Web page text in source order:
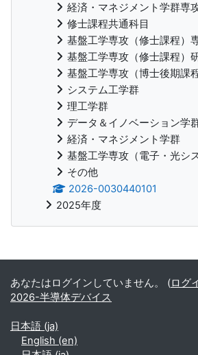
経済・マネジメント学群専
修士課程共通科目
基盤工学専攻（修士課程）
基盤工学専攻（修士課程）
基盤工学専攻（博士後期課
システム工学群
理工学群
データ＆イノベーション学
経済・マネジメント学群
基盤工学専攻（電子・光シ
その他
2026-0030440101
2025年度
補助ブロック
あなたはログインしていません。 (ログ
2026-半導体デバイス
日本語 ‎(ja)‎
English ‎(en)‎